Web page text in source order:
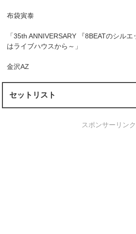
布袋寅泰
「35th ANNIVERSARY 『8BEATのシル
はライブハウスから～」
金沢AZ
セットリスト
スポンサーリンク